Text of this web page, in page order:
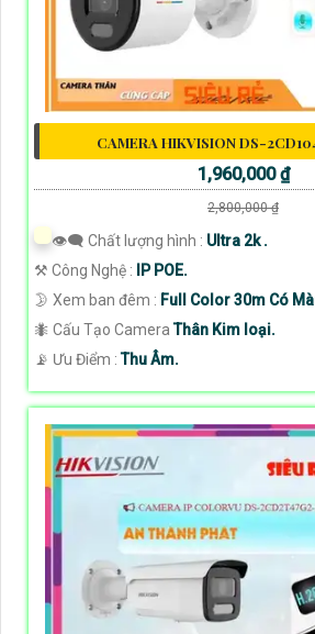
CAMERA HIKVISION DS-
1,960,000 ₫
2,800,000 ₫
👁️‍🗨 Chất lượng hình : Ultra 2k .
⚒ Công Nghệ :
IP POE.
🌛 Xem ban đêm : Full Color 30m Có
🐜 Cấu Tạo CameraThân Kim loại.
️📡 Ưu Điểm :Thu Âm.